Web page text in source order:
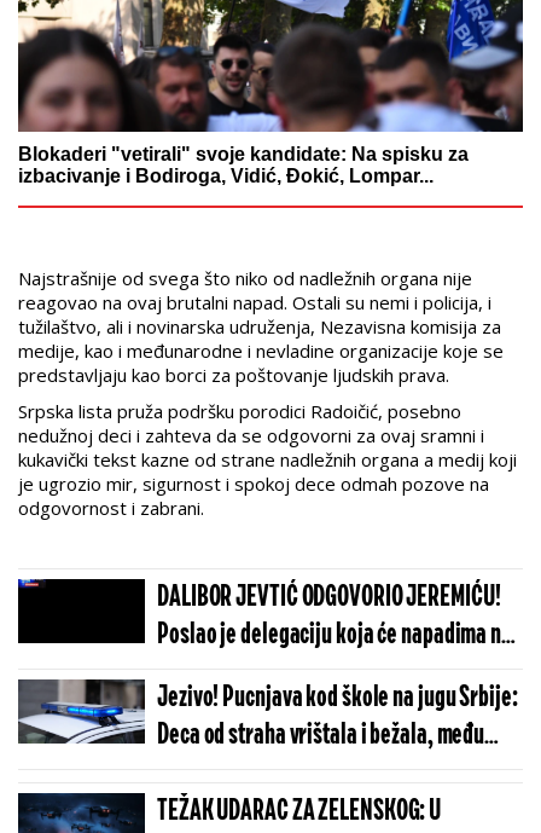
Blokaderi "vetirali" svoje kandidate: Na spisku za
izbacivanje i Bodiroga, Vidić, Đokić, Lompar...
Najstrašnije od svega što niko od nadležnih organa nije
reagovao na ovaj brutalni napad. Ostali su nemi i policija, i
tužilaštvo, ali i novinarska udruženja, Nezavisna komisija za
medije, kao i međunarodne i nevladine organizacije koje se
predstavljaju kao borci za poštovanje ljudskih prava.
Srpska lista pruža podršku porodici Radoičić, posebno
nedužnoj deci i zahteva da se odgovorni za ovaj sramni i
kukavički tekst kazne od strane nadležnih organa a medij koji
je ugrozio mir, sigurnost i spokoj dece odmah pozove na
odgovornost i zabrani.
DALIBOR JEVTIĆ ODGOVORIO JEREMIĆU!
Poslao je delegaciju koja će napadima na
predsednika Vučića i Srpsku listu dobiti
još jedno "HVALA VUČE" od Kurtija!
Jezivo! Pucnjava kod škole na jugu Srbije:
Deca od straha vrištala i bežala, među
roditeljima panika
TEŽAK UDARAC ZA ZELENSKOG: U